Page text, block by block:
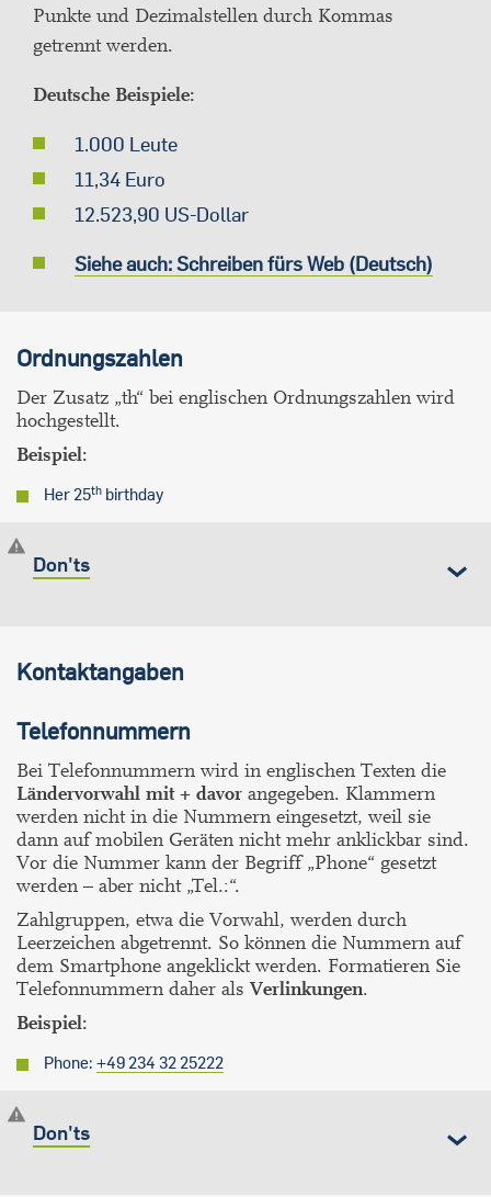
Punkte und Dezimalstellen durch Kommas
getrennt werden.
Deutsche Beispiele:
1.000 Leute
11,34 Euro
12.523,90 US-Dollar
Siehe auch: Schreiben fürs Web (Deutsch)
Ordnungszahlen
Der Zusatz „th“ bei englischen Ordnungszahlen wird
hochgestellt.
Beispiel:
Her 25th birthday
Don'ts
Kontaktangaben
Telefonnummern
Bei Telefonnummern wird in englischen Texten die
Ländervorwahl mit + davor angegeben. Klammern
werden nicht in die Nummern eingesetzt, weil sie
dann auf mobilen Geräten nicht mehr anklickbar sind.
Vor die Nummer kann der Begriff „Phone“ gesetzt
werden – aber nicht „Tel.:“.
Zahlgruppen, etwa die Vorwahl, werden durch
Leerzeichen abgetrennt. So können die Nummern auf
dem Smartphone angeklickt werden. Formatieren Sie
Telefonnummern daher alsVerlinkungen.
Beispiel:
Phone: +49 234 32 25222
Don'ts